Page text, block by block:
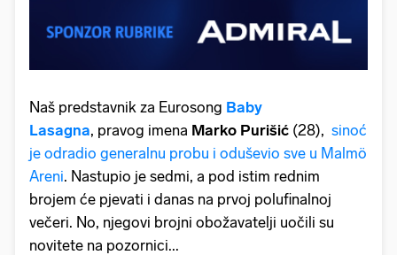
Naš predstavnik za Eurosong Baby
Lasagna, pravog imena Marko Purišić (28), sinoć
je odradio generalnu probu i oduševio sve u Malmö
Areni. Nastupio je sedmi, a pod istim rednim
brojem će pjevati i danas na prvoj polufinalnoj
večeri. No, njegovi brojni obožavatelji uočili su
novitete na pozornici...